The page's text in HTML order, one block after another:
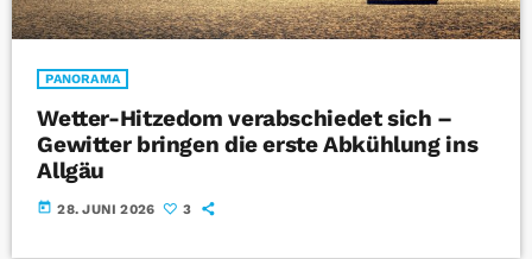
PANORAMA
Wetter-Hitzedom verabschiedet sich –
Gewitter bringen die erste Abkühlung ins
Allgäu
today 28. JUNI 2026 3